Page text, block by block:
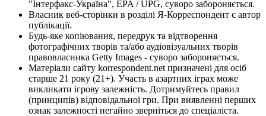
"Інтерфакс-Україна", EPA / UPG, суворо забороняється.
Власник веб-сторінки в розділі Я-Корреспондент є автор
публікації.
Будь-яке копіювання, передрук та відтворення
фотографічних творів та/або аудіовізуальних творів
правовласника Getty Images - суворо забороняється.
Матеріали сайту korrespondent.net призначені для осіб
старше 21 року (21+). Участь в азартних іграх може
викликати ігрову залежність. Дотримуйтесь правил
(принципів) відповідальної гри. При виявленні перших
ознак залежності негайно зверніться до спеціаліста.